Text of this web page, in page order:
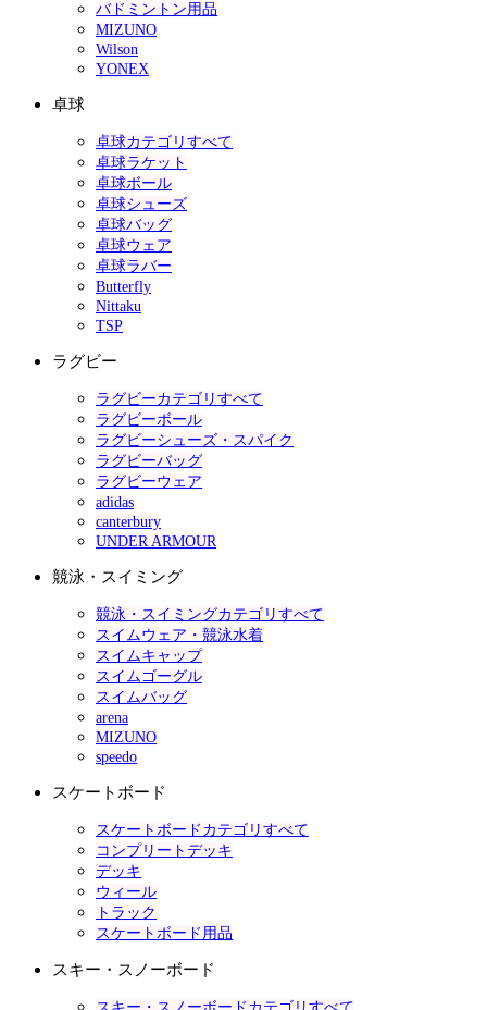
バドミントン用品
MIZUNO
Wilson
YONEX
卓球
卓球カテゴリすべて
卓球ラケット
卓球ボール
卓球シューズ
卓球バッグ
卓球ウェア
卓球ラバー
Butterfly
Nittaku
TSP
ラグビー
ラグビーカテゴリすべて
ラグビーボール
ラグビーシューズ・スパイク
ラグビーバッグ
ラグビーウェア
adidas
canterbury
UNDER ARMOUR
競泳・スイミング
競泳・スイミングカテゴリすべて
スイムウェア・競泳水着
スイムキャップ
スイムゴーグル
スイムバッグ
arena
MIZUNO
speedo
スケートボード
スケートボードカテゴリすべて
コンプリートデッキ
デッキ
ウィール
トラック
スケートボード用品
スキー・スノーボード